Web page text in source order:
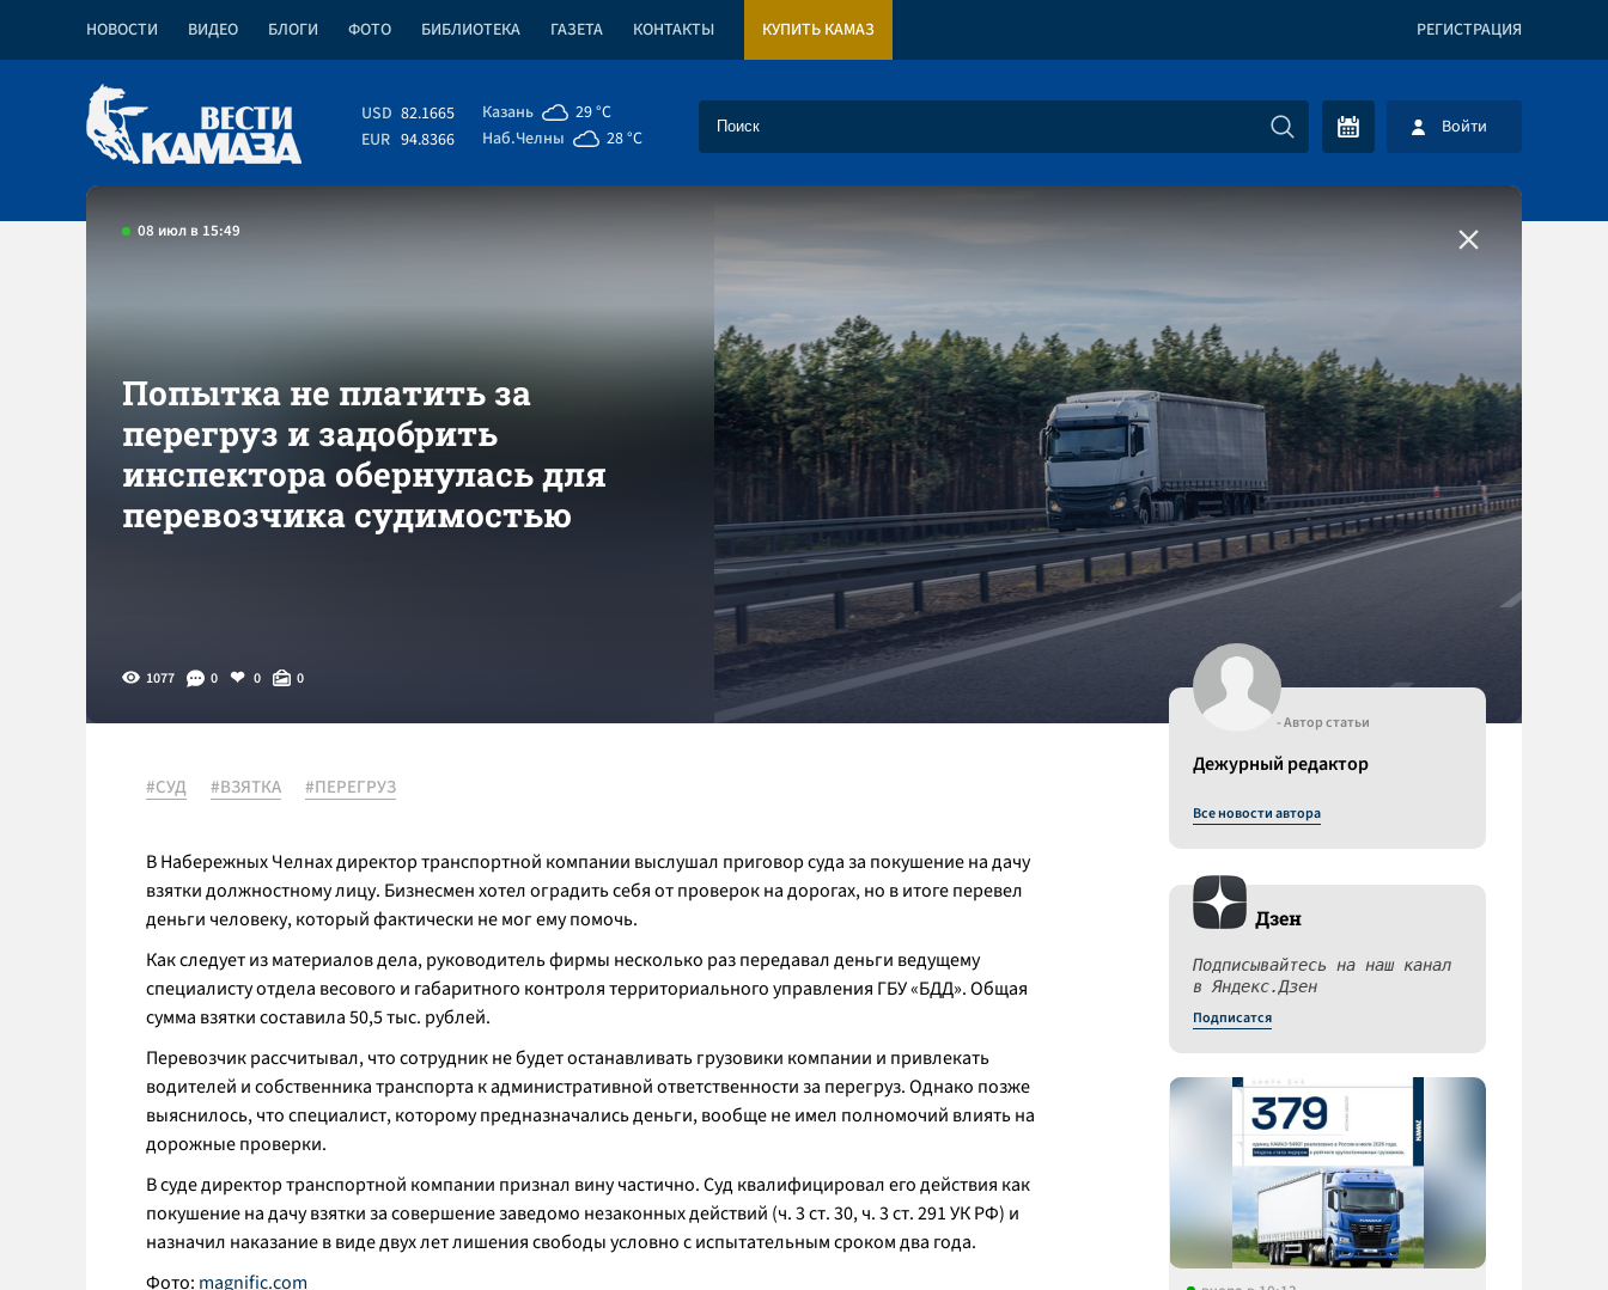
НОВОСТИ ВИДЕО БЛОГИ ФОТО БИБЛИОТЕКА ГАЗЕТА КОНТАКТЫ КУПИТЬ КАМАЗ РЕГИСТРАЦИЯ
USD 82.1665
EUR 94.8366
Казань
29 °C
Наб.Челны
28 °C Войти
08 июл в 15:49
Попытка не платить за
перегруз и задобрить
инспектора обернулась для
перевозчика судимостью
1077 0 0 0
#СУД #ВЗЯТКА #ПЕРЕГРУЗ
В Набережных Челнах директор транспортной компании выслушал приговор суда за покушение на дачу
взятки должностному лицу. Бизнесмен хотел оградить себя от проверок на дорогах, но в итоге перевел
деньги человеку, который фактически не мог ему помочь.
Как следует из материалов дела, руководитель фирмы несколько раз передавал деньги ведущему
специалисту отдела весового и габаритного контроля территориального управления ГБУ «БДД». Общая
сумма взятки составила 50,5 тыс. рублей.
Перевозчик рассчитывал, что сотрудник не будет останавливать грузовики компании и привлекать
водителей и собственника транспорта к административной ответственности за перегруз. Однако позже
выяснилось, что специалист, которому предназначались деньги, вообще не имел полномочий влиять на
дорожные проверки.
В суде директор транспортной компании признал вину частично. Суд квалифицировал его действия как
покушение на дачу взятки за совершение заведомо незаконных действий (ч. 3 ст. 30, ч. 3 ст. 291 УК РФ) и
назначил наказание в виде двух лет лишения свободы условно с испытательным сроком два года.
Фото: magnific.com
- Автор статьи
Дежурный редактор
Все новости автора
Дзен
Подписывайтесь на наш канал
в Яндекс.Дзен
Подписатся